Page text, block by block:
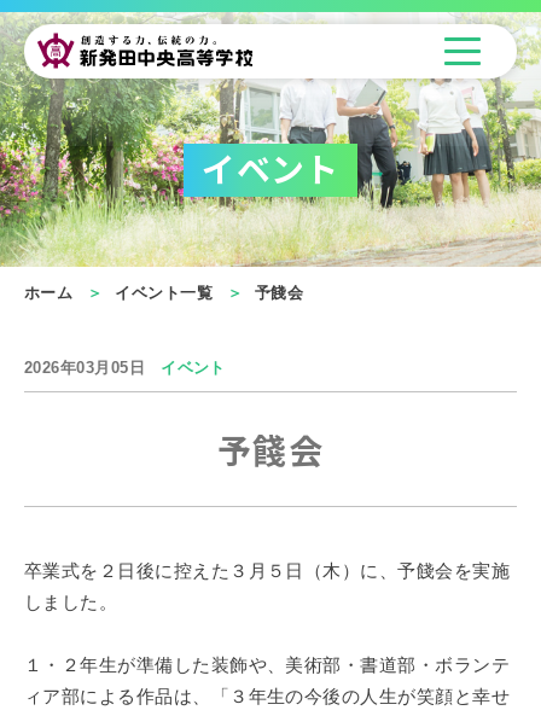
イベント
ホーム イベント一覧 予餞会
2026年03月05日 イベント
予餞会
卒業式を２日後に控えた３月５日（木）に、予餞会を実施
しました。
１・２年生が準備した装飾や、美術部・書道部・ボランテ
ィア部による作品は、「３年生の今後の人生が笑顔と幸せ